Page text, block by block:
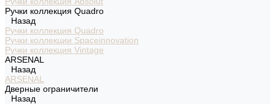
Ручки коллекция Quadro
Назад
Ручки коллекция Quadro
Ручки коллекции Spaceinnovation
Ручки коллекция Vintage
ARSENAL
Назад
ARSENAL
Дверные ограничители
Назад